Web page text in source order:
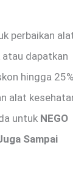
perbaikan
dapatkan
hingga 25%
alat
untuk NEGO
Sampai